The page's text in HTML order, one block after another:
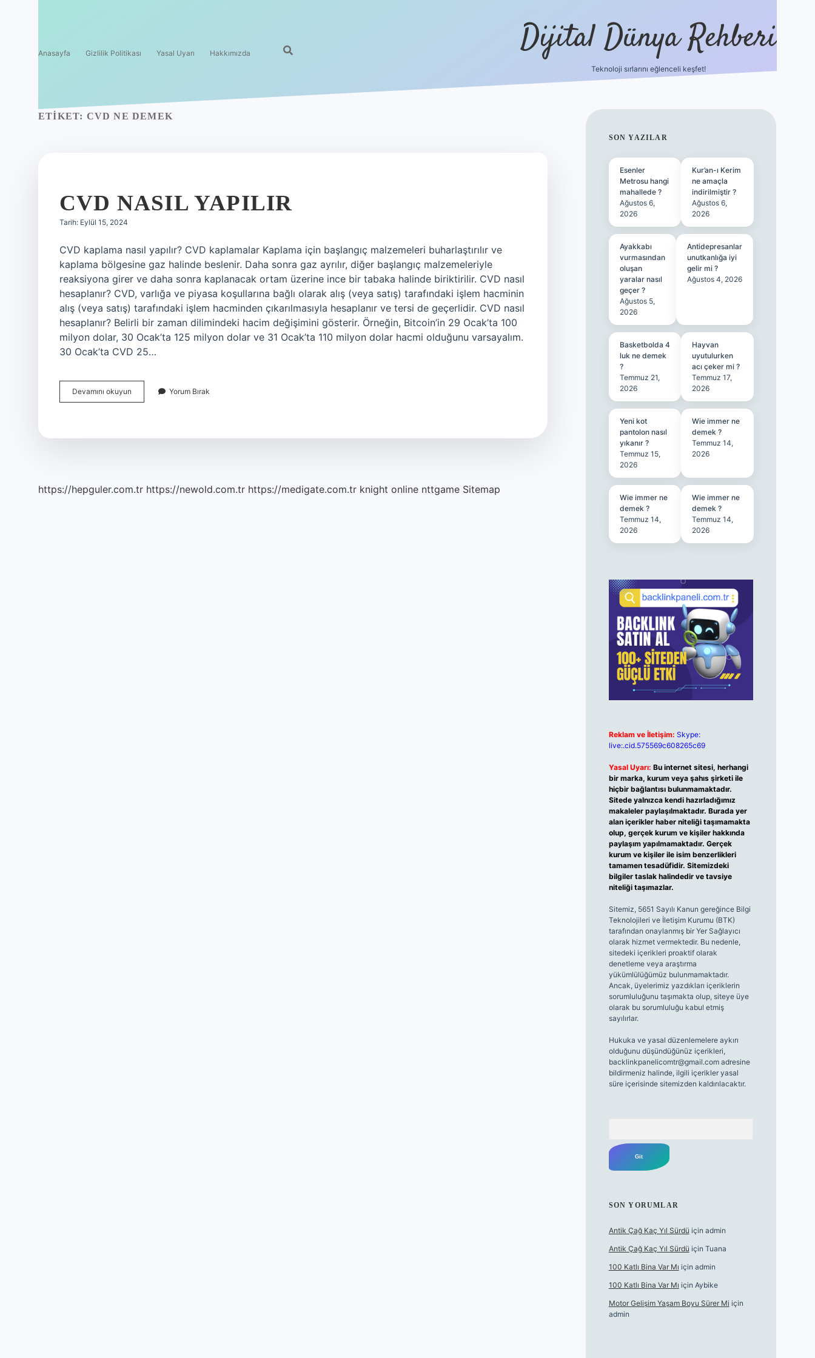
Anasayfa Gizlilik Politikası Yasal Uyarı Hakkımızda Dijital Dünya Rehberi
Teknoloji sırlarını eğlenceli keşfet!
ETIKET: CVD NE DEMEK
CVD NASIL YAPILIR
Tarih: Eylül 15, 2024
CVD kaplama nasıl yapılır? CVD kaplamalar Kaplama için başlangıç ​​malzemeleri buharlaştırılır ve
kaplama bölgesine gaz halinde beslenir. Daha sonra gaz ayrılır, diğer başlangıç ​​malzemeleriyle
reaksiyona girer ve daha sonra kaplanacak ortam üzerine ince bir tabaka halinde biriktirilir. CVD nasıl
hesaplanır? CVD, varlığa ve piyasa koşullarına bağlı olarak alış (veya satış) tarafındaki işlem hacminin
alış (veya satış) tarafındaki işlem hacminden çıkarılmasıyla hesaplanır ve tersi de geçerlidir. CVD nasıl
hesaplanır? Belirli bir zaman dilimindeki hacim değişimini gösterir. Örneğin, Bitcoin’in 29 Ocak’ta 100
milyon dolar, 30 Ocak’ta 125 milyon dolar ve 31 Ocak’ta 110 milyon dolar hacmi olduğunu varsayalım.
30 Ocak’ta CVD 25…
Devamını okuyun
Nasıl
Yorum Bırak
https://hepguler.com.tr https://newold.com.tr https://medigate.com.tr knight online nttgame Sitemap
SIDEBAR
SON YAZILAR
Esenler
Metrosu hangi
mahallede ?
Ağustos 6,
2026
Kur’an-ı Kerim
ne amaçla
indirilmiştir ?
Ağustos 6,
2026
Ayakkabı
vurmasından
oluşan
yaralar nasıl
geçer ?
Ağustos 5,
2026
Antidepresanlar
unutkanlığa iyi
gelir mi ?
Ağustos 4, 2026
Basketbolda 4
luk ne demek
?
Temmuz 21,
2026
Hayvan
uyutulurken
acı çeker mi ?
Temmuz 17,
2026
Yeni kot
pantolon nasıl
yıkanır ?
Temmuz 15,
2026
Wie immer ne
demek ?
Temmuz 14,
2026
Wie immer ne
demek ?
Temmuz 14,
2026
Wie immer ne
demek ?
Temmuz 14,
2026
Reklam ve İletişim: Skype:
live:.cid.575569c608265c69
Yasal Uyarı: Bu internet sitesi, herhangi
bir marka, kurum veya şahıs şirketi ile
hiçbir bağlantısı bulunmamaktadır.
Sitede yalnızca kendi hazırladığımız
makaleler paylaşılmaktadır. Burada yer
alan içerikler haber niteliği taşımamakta
olup, gerçek kurum ve kişiler hakkında
paylaşım yapılmamaktadır. Gerçek
kurum ve kişiler ile isim benzerlikleri
tamamen tesadüfidir. Sitemizdeki
bilgiler taslak halindedir ve tavsiye
niteliği taşımazlar.
Sitemiz, 5651 Sayılı Kanun gereğince Bilgi
Teknolojileri ve İletişim Kurumu (BTK)
tarafından onaylanmış bir Yer Sağlayıcı
olarak hizmet vermektedir. Bu nedenle,
sitedeki içerikleri proaktif olarak
denetleme veya araştırma
yükümlülüğümüz bulunmamaktadır.
Ancak, üyelerimiz yazdıkları içeriklerin
sorumluluğunu taşımakta olup, siteye üye
olarak bu sorumluluğu kabul etmiş
sayılırlar.
Hukuka ve yasal düzenlemelere aykırı
olduğunu düşündüğünüz içerikleri,
backlinkpanelicomtr@gmail.comadresine
bildirmeniz halinde, ilgili içerikler yasal
süre içerisinde sitemizden kaldırılacaktır.
SON YORUMLAR
Antik Çağ Kaç Yıl Sürdü için admin
Antik Çağ Kaç Yıl Sürdü için Tuana
100 Katlı Bina Var Mı için admin
100 Katlı Bina Var Mı için Aybike
Motor Gelişim Yaşam Boyu Sürer Mi için
admin
tulipbet